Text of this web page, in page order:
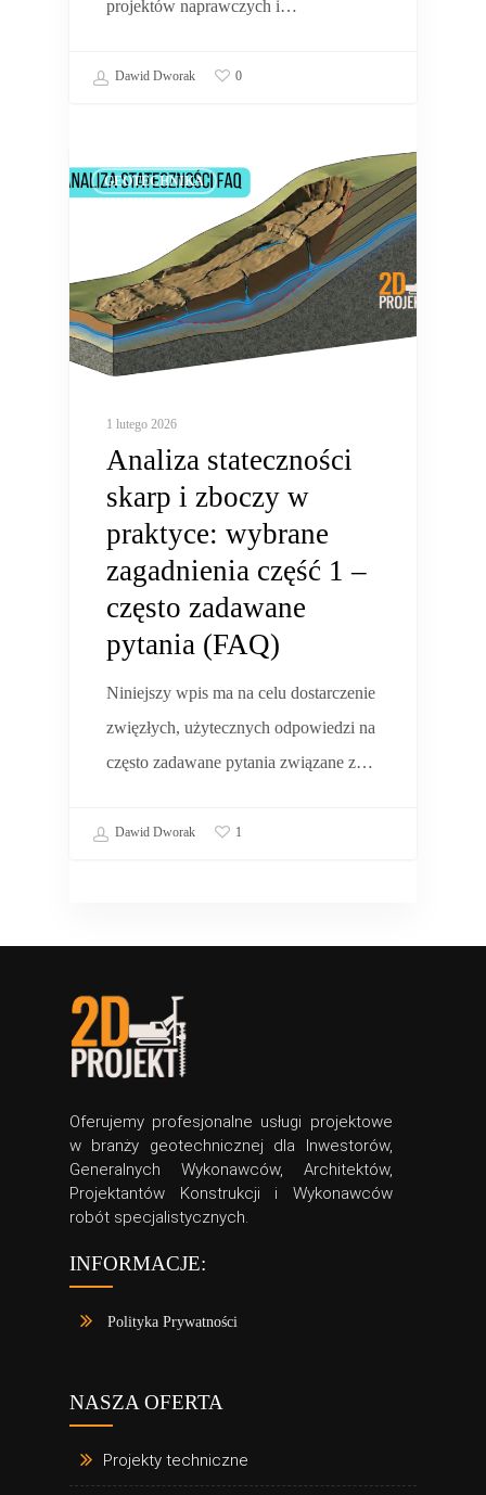
projektów naprawczych i…
Dawid Dworak 0
GEOTECHNIKA
1 lutego 2026
Analiza stateczności
skarp i zboczy w
praktyce: wybrane
zagadnienia część 1 –
często zadawane
pytania (FAQ)
Niniejszy wpis ma na celu dostarczenie
zwięzłych, użytecznych odpowiedzi na
często zadawane pytania związane z…
Dawid Dworak 1
Oferujemy profesjonalne usługi projektowe
w branży geotechnicznej dla Inwestorów,
Generalnych Wykonawców, Architektów,
Projektantów Konstrukcji i Wykonawców
robót specjalistycznych.
INFORMACJE:
Polityka Prywatności
NASZA OFERTA
Projekty techniczne